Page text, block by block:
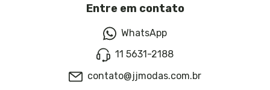
Entre em contato
WhatsApp
11 5631-2188
contato@jjmodas.com.br